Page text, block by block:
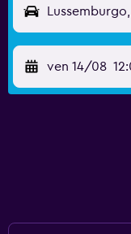
ven 14/08